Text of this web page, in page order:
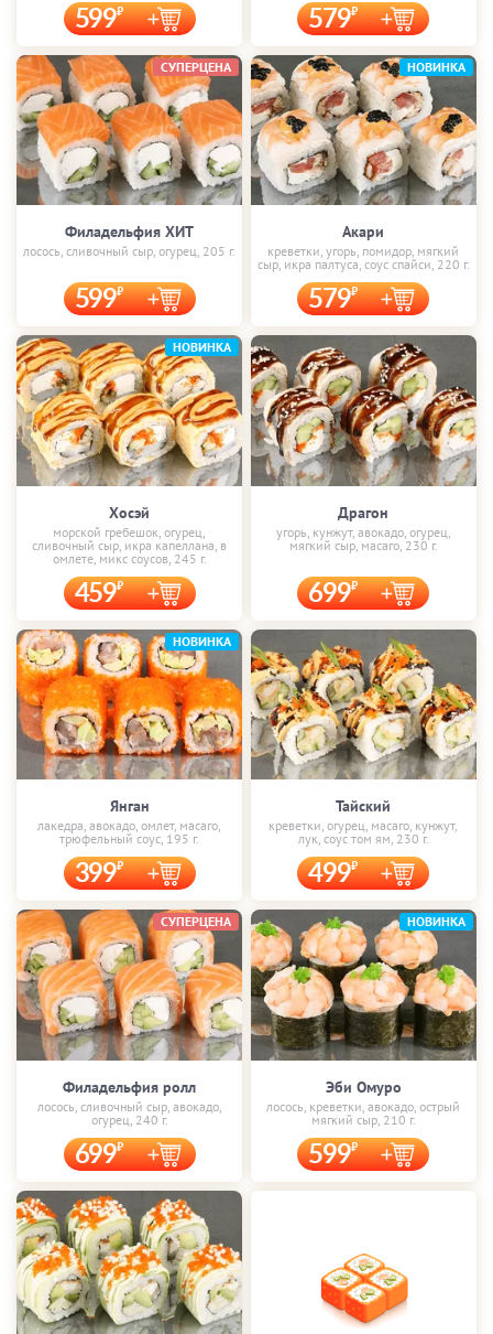
599 579
Филадельфия ХИТ
лосось, сливочный сыр, огурец, 205 г.
599
СУПЕРЦЕНА
Акари
креветки, угорь, помидор, мягкий
сыр, икра палтуса, соус спайси, 220 г.
579
НОВИНКА
Хосэй
морской гребешок, огурец,
сливочный сыр, икра капеллана, в
омлете, микс соусов, 245 г.
459
НОВИНКА
Драгон
угорь, кунжут, авокадо, огурец,
мягкий сыр, масаго, 230 г.
699
Янган
лакедра, авокадо, омлет, масаго,
трюфельный соус, 195 г.
399
НОВИНКА
Тайский
креветки, огурец, масаго, кунжут,
лук, соус том ям, 230 г.
499
Филадельфия ролл
лосось, сливочный сыр, авокадо,
огурец, 240 г.
699
СУПЕРЦЕНА
Эби Омуро
лосось, креветки, авокадо, острый
мягкий сыр, 210 г.
599
НОВИНКА